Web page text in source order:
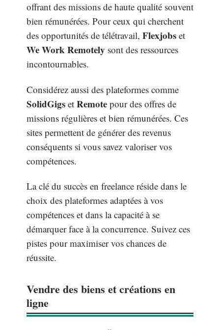
offrant des missions de haute qualité souvent
bien rémunérées. Pour ceux qui cherchent
des opportunités de télétravail, Flexjobs et
We Work Remotely sont des ressources
incontournables.
Considérez aussi des plateformes comme
SolidGigs et Remote pour des offres de
missions régulières et bien rémunérées. Ces
sites permettent de générer des revenus
conséquents si vous savez valoriser vos
compétences.
La clé du succès en freelance réside dans le
choix des plateformes adaptées à vos
compétences et dans la capacité à se
démarquer face à la concurrence. Suivez ces
pistes pour maximiser vos chances de
réussite.
Vendre des biens et créations en
ligne